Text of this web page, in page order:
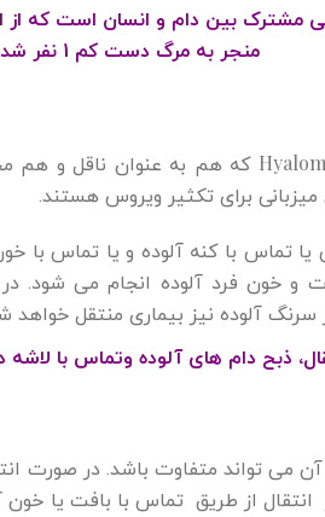
منجر به مرگ دست کم 1 نفر شده است.
که هم به عنوان ناقل و هم
میزبانی برای تکثیر ویروس هستند.
یا تماس با کنه آلوده و یا تماس با
و خون فرد آلوده انجام می شود.
سرنگ آلوده نیز بیماری منتقل خواهد
ذبح دام های آلوده وتماس با